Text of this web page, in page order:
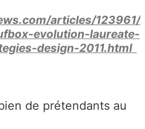
articles/123961/
evolution-laureate-
design-2011.html
de prétendants au